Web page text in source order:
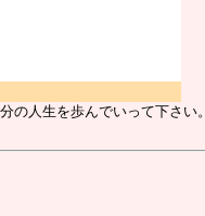
の人生を歩んでいって下さい。